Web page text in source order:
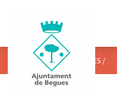
SEGUIMENT DE PROJECTES /